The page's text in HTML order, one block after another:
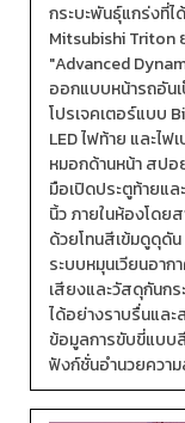
กระบะพันธุ์แกร่งที่
Mitsubishi Triton
"Advanced
ออกแบบหน้ารถอัน
โปรเจคเตอร์แบบ
LED ไฟท้าย และไ
หมอกด้านหน้า สป
มือเปิดประตูท้ายแ
นิ้ว ภายในห้องโดย
ด้วยโทนสีเข้มดูดุดั
ระบบหมุนเวียนอา
เสียงและวัสดุกันกร
ได้อย่างราบรื่นแล
ข้อมูลการขับขี่แบ
ฟังก์ชั่นอำนวยควา